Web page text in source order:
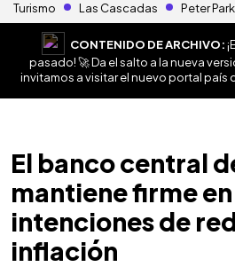
Turismo Las Cascadas Peter
CONTENIDO DE ARCHIVO:
pasado! 🚀 Da el salto a la nueva
invitamos a visitar el nuevo portal
El banco central
mantiene firme en
intenciones de
inflación